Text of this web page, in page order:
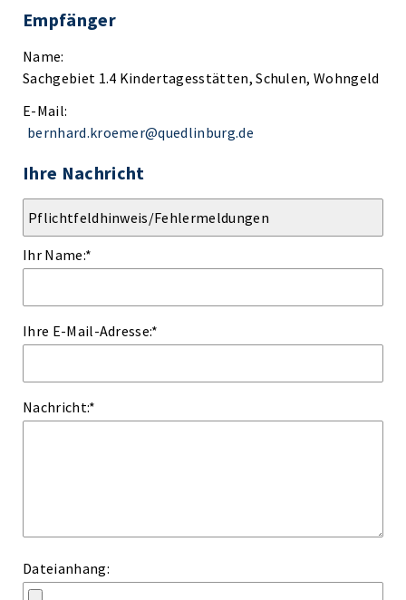
Empfänger
Name:
Sachgebiet 1.4 Kindertagesstätten, Schulen, Wohngeld
E-Mail:
bernhard.kroemer@quedlinburg.de
Ihre Nachricht
Ihr Name:*
Ihre E-Mail-Adresse:*
Nachricht:*
Dateianhang: